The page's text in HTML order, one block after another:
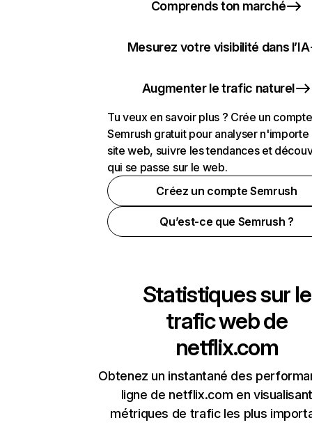
Comprends ton marché
Mesurez votre visibilité dans l’IA
Augmenter le trafic naturel
Tu veux en savoir plus ? Crée un compte
Semrush gratuit pour analyser n'importe
site web, suivre les tendances et
qui se passe sur le web.
Créez un compte Semrush
Qu’est-ce que Semrush ?
Statistiques sur le
trafic web de
netflix.com
Obtenez un instantané des
ligne de netflix.com en
métriques de trafic les plus